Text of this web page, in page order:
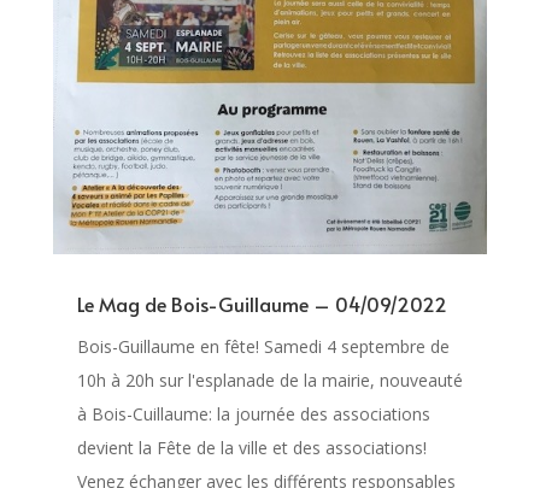
Le Mag de Bois-Guillaume – 04/09/2022
Bois-Guillaume en fête! Samedi 4 septembre de
10h à 20h sur l'esplanade de la mairie, nouveauté
à Bois-Cuillaume: la journée des associations
devient la Fête de la ville et des associations!
Venez échanger avec les différents responsables